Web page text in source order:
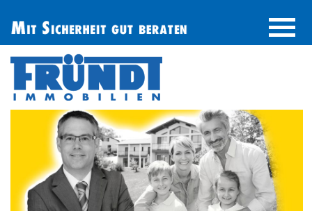
UNTERNEHMEN
IMMOBILIE FINDEN
IMMOBILIE ANBIETEN
BERATUNG
ÜBER UNS
SERVICE